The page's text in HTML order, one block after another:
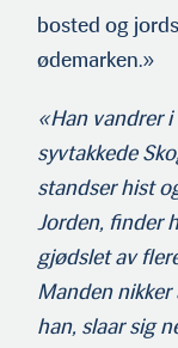
bosted og
ødemarken.»
«Han vandrer
syvtakkede
standser hist
Jorden, finder
gjødslet av
Manden
han, slaar sig